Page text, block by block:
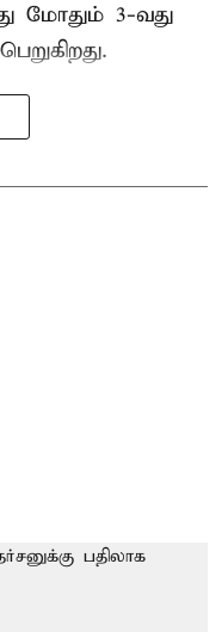
மோதும் 3-வது